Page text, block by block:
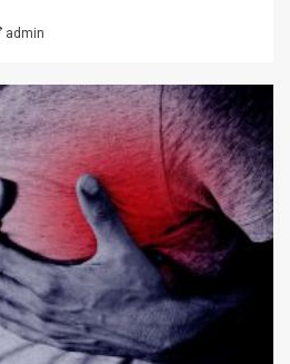
admin